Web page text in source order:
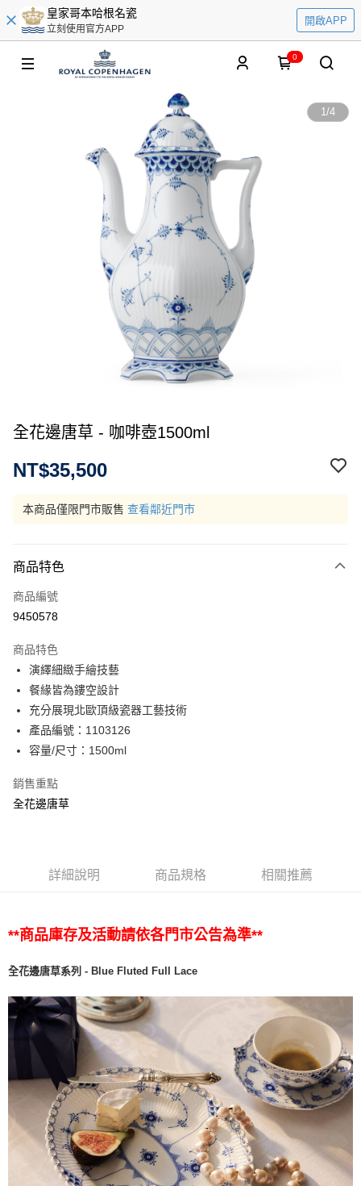
皇家哥本哈根名瓷
立刻使用官方APP
開啟APP
0
1/4
全花邊唐草 - 咖啡壺1500ml
NT$35,500
本商品僅限門市販售 查看鄰近門市
商品特色
商品編號
9450578
商品特色
演繹細緻手繪技藝
餐緣皆為鏤空設計
充分展現北歐頂級瓷器工藝技術
產品編號：1103126
容量/尺寸：1500ml
銷售重點
全花邊唐草
詳細說明 商品規格 相關推薦
**商品庫存及活動請依各門市公告為準**
全花邊唐草系列 - Blue Fluted Full Lace